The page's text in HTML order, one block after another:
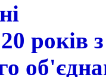
років